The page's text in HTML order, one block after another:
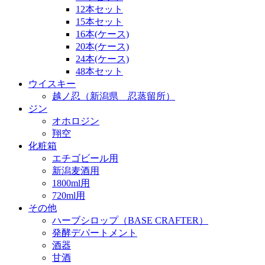
12本セット
15本セット
16本(ケース)
20本(ケース)
24本(ケース)
48本セット
ウイスキー
越ノ忍（新潟県 忍蒸留所）
ジン
オホロジン
翔空
化粧箱
エチゴビール用
新潟麦酒用
1800ml用
720ml用
その他
ハーブシロップ（BASE CRAFTER）
発酵デパートメント
酒器
甘酒